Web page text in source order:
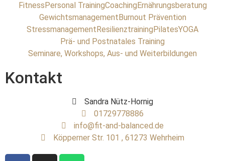
Fitness Personal TrainingCoaching Ernährungsberatung
Gewichtsmanagement Burnout Prävention
Stressmanagement Resilienztraining PilatesYOGA
Prä- und Postnatales Training
Seminare, Workshops, Aus- und Weiterbildungen
Kontakt
Sandra Nütz-Hornig
01729778886
info@fit-and-balanced.de
Köpperner Str. 101 , 61273 Wehrheim